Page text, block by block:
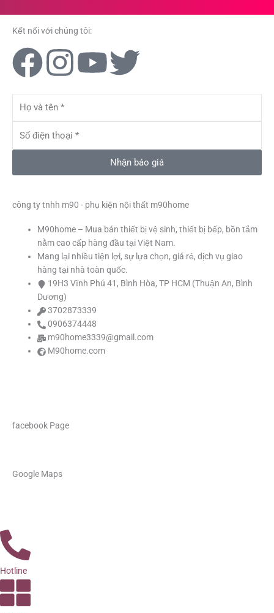
Kết nối với chúng tôi:
F
a
c
e
b
o
o
k
I
n
s
t
a
g
r
a
m
Y
o
u
t
u
b
e
T
w
i
t
t
e
r
và
điện
Nhận báo giá
công ty tnhh m90 - phụ kiện nội thất m90home
M90home – Mua bán thiết bị vệ sinh, thiết bị bếp, bồn tắm
nằm cao cấp hàng đầu tại Việt Nam.
Mang lại nhiều tiện lợi, sự lựa chọn, giá rẻ, dịch vụ giao
hàng tại nhà toàn quốc.
19H3 Vĩnh Phú 41, Bình Hòa, TP HCM (Thuận An, Bình
Dương)
3702873339
0906374448
m90home3339@gmail.com
M90home.com
facebook Page
Google Maps
Hotline